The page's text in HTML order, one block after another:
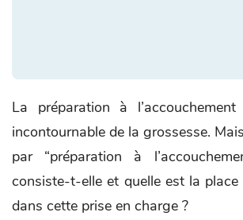
La préparation à
incontournable de la grossesse.
par “préparation à
consiste-t-elle et quelle est la place
dans cette prise en charge ?